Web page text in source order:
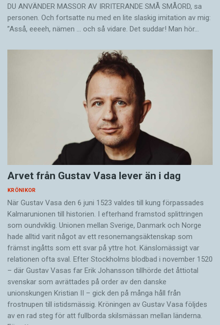
DU ANVÄNDER MASSOR AV IRRITERANDE SMÅ SMÅORD, sa
personen. Och fortsatte nu med en lite slaskig imitation av mig:
”Asså, eeeeh, nämen … och så vidare. Det suddar! Man hör…
Arvet från Gustav Vasa lever än i dag
KRÖNIKOR
När Gustav Vasa den 6 juni 1523 ­valdes till kung förpassades
Kalmar­unionen till historien. I efterhand framstod splittringen
som ound­viklig. ­Unionen ­mellan Sverige, Danmark och ­Norge
hade alltid varit något av ett resonemangs­äkten­skap som
främst ingåtts som ett svar på yttre hot. ­Känslomässigt var
rela­tionen ofta sval. Efter Stockholms blodbad i novem­ber 1520
– där Gustav ­Vasas far Erik ­Johans­son tillhörde det åttiotal
svenskar som avrättades på order av den danske
unionskungen Kristian II – gick den på många håll från
frostnupen till istidsmässig. Kröningen av Gustav Vasa följdes
av en rad steg för att fullborda skilsmässan mellan länderna.